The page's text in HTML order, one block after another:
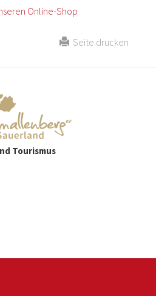
Online-Shop
Seite drucken
Tourismus